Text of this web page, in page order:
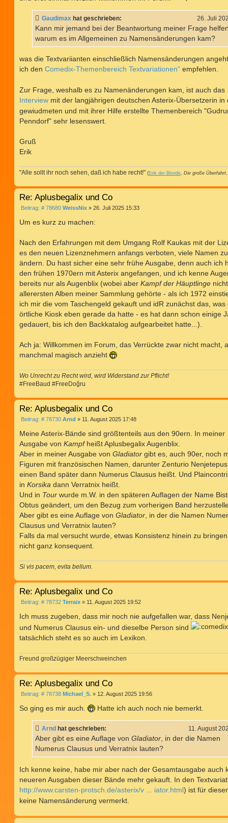
g
Gaudimax hat geschrieben: 26. Juli
Kann mir jemand bei der Beantwortung meiner Frage
warum es im Allgemeinen zu Namensänderungen kam?
was die Textvariianten einschließlich Namensänderungen
ich den Comedix-Themenbereich Textvariationen" empfehlen.
Zur Frage, weshalb es zu Namenänderungen kam, ist auch das
Interview mit der langjährigen deutschen Asterix-Übersetzerin in
gewiudmeten und mit ihrer Hilfe erstellte Themenbereich
Penndorf" sehr lesenswert.
Gruß
Erik
"Alle sollt ihr noch sehen, daß ich habe recht!" (Erik der Blonde Die große Überfahrt
Re: Aplusbegalix und Co
Beitrag: # 78680B
i
a
g
WeissNix » 26. Juli 2025 15:33
Um es kurz zu machen:
Nach den Erfahrungen mit dem Umgang Rolf Kaukas mit der
es den neuen Lizenznehmern anfangs verboten, viele Namen zu
ändern. Du hast sicher eine sehr frühe Ausgabe, denn auch ich
den frühen 1970ern mit Asterix angefangen, und ich kenne
bereits nur als Augenblix (wobei aber Kampf der Häuptlinge
allerersten Alben meiner Sammlung gehörte - als ich 1972
ich mir die vom Taschengeld gekauft und idR zunächst das, was
örtliche Kiosk eben gerade da hatte - es hat dann schon einige
gedauert, bis ich den Backkatalog aufgearbeitet hatte...).
Ach ja: Willkommen im Forum, das Verrückte zwar nicht macht,
manchmal magisch anzieht
Wo Unrecht zu Recht wird, wird Widerstand zur Pflicht!
#FreeBaud #FreeDoğru
Re: Aplusbegalix und Co
Beitrag: # 78730B
i
r
a
g
Arnd » 11. August 2025 17:48
Meine Asterix-Bände sind größtenteils aus den 90ern. In meiner
Ausgabe von Kampfheißt Aplusbegalix Augenblix.
Aber in meiner Ausgabe von Gladiator gibt es, auch 90er, noch
Figuren mit französischen Namen, darunter Zenturio
einen Band später dann Numerus Clausus heißt. Und
in Korsika dann Verratnix heißt.
Und in Tour wurde m.W. in den späteren Auflagen der Name
Obtus geändert, um den Bezug zum vorherigen Band
Aber gibt es eine Auflage von Gladiator, in der die Namen
Clausus und Verratnix lauten?
Falls da mal versucht wurde, etwas Konsistenz hinein zu
nicht ganz konsequent.
Si vis pacem, evita bellum.
Re: Aplusbegalix und Co
Beitrag: # 78732B
i
t
r
g
Terraix » 11. August 2025 19:52
Ich muss zugeben, dass mir noch nie aufgefallen war, dass
und Numerus Clausus ein- und dieselbe Person sind
tatsächlich steht es so auch im Lexikon.
Freund großzügiger Meerschweinchen
Re: Aplusbegalix und Co
Beitrag: # 78738B
i
r
a
Michael_S. » 12. August 2025 19:56
So ging es mir auch. Hatte ich auch noch nie bemerkt.
Arnd hat geschrieben: 11. August
Aber gibt es eine Auflage von Gladiator, in der die Namen
Numerus Clausus und Verratnix lauten?
Ich kenne keine, habe mir aber nach der Gesamtausgabe auch
neueren Ausgaben dieser Bände mehr gekauft. In den
http://www.carsten-protsch.de/asterix/v ... iator.html) ist für
keine Namensänderung vermerkt.